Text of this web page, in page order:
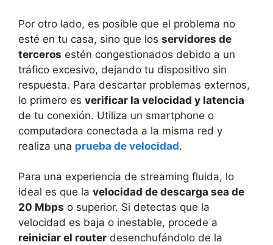
Por otro lado, es posible que el problema no
esté en tu casa, sino que los servidores de
terceros estén congestionados debido a un
tráfico excesivo, dejando tu dispositivo sin
respuesta. Para descartar problemas externos,
lo primero es verificar la velocidad y latencia
de tu conexión. Utiliza un smartphone o
computadora conectada a la misma red y
realiza una prueba de velocidad.
Para una experiencia de streaming fluida, lo
ideal es que la velocidad de descarga sea de
20 Mbps o superior. Si detectas que la
velocidad es baja o inestable, procede a
reiniciar el router desenchufándolo de la